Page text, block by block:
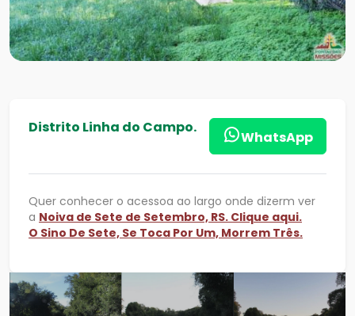
Distrito Linha do Campo.
WhatsApp
Quer conhecer o acessoa ao largo onde dizerm ver
a Noiva de Sete de Setembro, RS. Clique aqui.
O Sino De Sete, Se Toca Por Um, Morrem Três.